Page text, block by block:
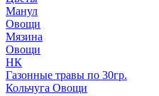
Манул
Овощи
Мязина
Овощи
НК
Газонные травы по 30гр.
Кольчуга Овощи